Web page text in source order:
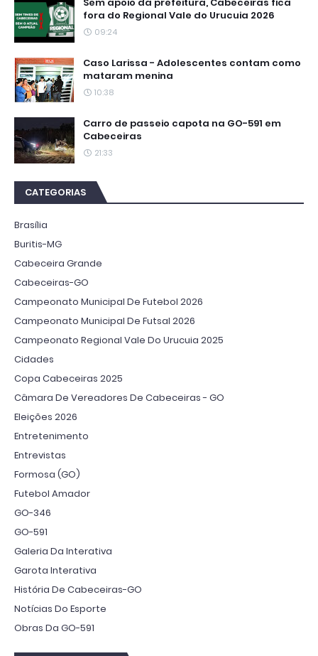
Sem apoio da prefeitura, Cabeceiras fica
fora do Regional Vale do Urucuia 2026
09:24
Caso Larissa - Adolescentes contam como
mataram menina
10:38
Carro de passeio capota na GO-591 em
Cabeceiras
21:33
CATEGORIAS
Brasília
Buritis-MG
Cabeceira Grande
Cabeceiras-GO
Campeonato Municipal De Futebol 2026
Campeonato Municipal De Futsal 2026
Campeonato Regional Vale Do Urucuia 2025
Cidades
Copa Cabeceiras 2025
Câmara De Vereadores De Cabeceiras - GO
Eleições 2026
Entretenimento
Entrevistas
Formosa (GO)
Futebol Amador
GO-346
GO-591
Galeria Da Interativa
Garota Interativa
História De Cabeceiras-GO
Notícias Do Esporte
Obras Da GO-591